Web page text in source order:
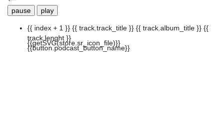
pause play
{{ index + 1 }} {{ track.track_title }} {{ track.album_title }} {{
track.lenght }}
{{getSVG(store.sr_icon_file)}}
{{button.podcast_button_name}}